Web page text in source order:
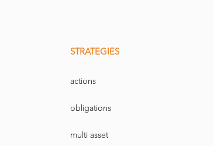
STRATEGIES
actions
obligations
multi asset